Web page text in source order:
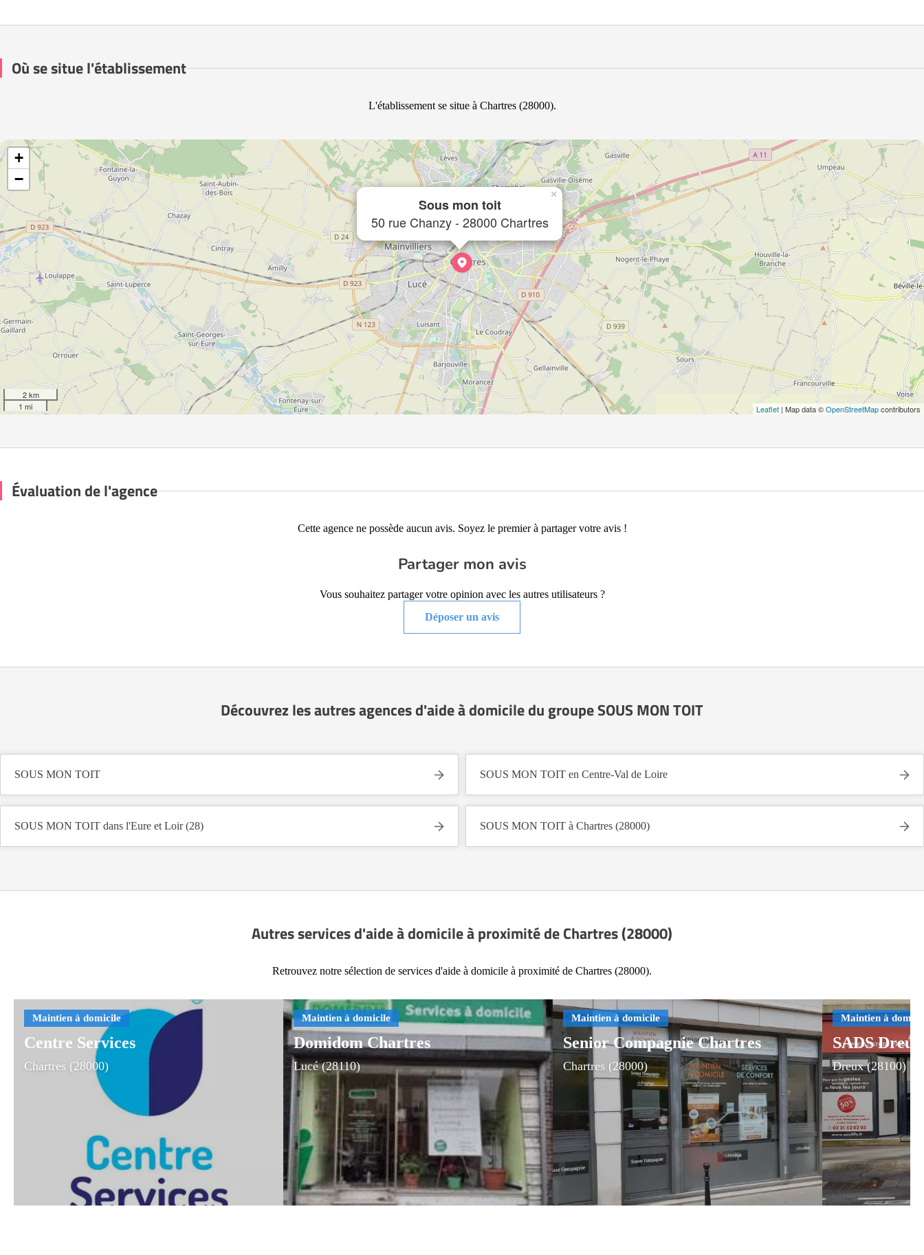
Où se situe l'établissement
L'établissement se situe à Chartres (28000).
Sous mon toit
50 rue Chanzy - 28000 Chartres
×
+
−
2 km
1 mi
Leaflet | Map data ©OpenStreetMapcontributors
Évaluation de l'agence
Cette agence ne possède aucun avis. Soyez le premier à partager votre avis !
Partager mon avis
Vous souhaitez partager votre opinion avec les autres utilisateurs ?
Déposer un avis
Découvrez les autres agences d'aide à domicile du groupe SOUS MON TOIT
SOUS MON TOIT SOUS MON TOIT en Centre-Val de Loire
SOUS MON TOIT dans l'Eure et Loir (28) SOUS MON TOIT à Chartres (28000)
Autres services d'aide à domicile à proximité de Chartres (28000)
Retrouvez notre sélection de services d'aide à domicile à proximité de Chartres (28000).
Centre Services
Chartres (28000)
Domidom Chartres
Lucé (28110)
Senior Compagnie Chartres
Chartres (28000)
SADS Dreux
Dreux (28100)